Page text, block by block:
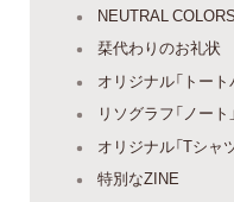
NEUTRAL
栞代わりのお礼状
オリジナル「トート
リソグラフ「ノート」
オリジナル「Tシャ
特別なZINE